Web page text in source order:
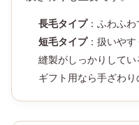
長毛タイプ：ふわふわ
短毛タイプ：扱いやす
縫製がしっかりして
ギフト用なら手ざわ